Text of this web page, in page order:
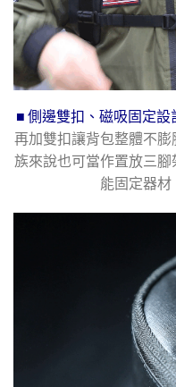
■ 側邊雙扣、磁吸固定設
再加雙扣讓背包整體不
族來說也可當作置放三
能固定器材